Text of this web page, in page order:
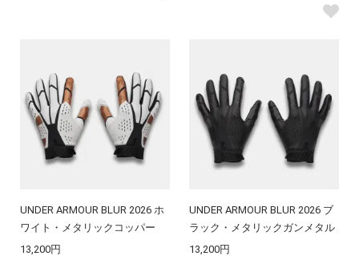
UNDER ARMOUR BLUR 2026 ホ
ワイト・メタリックコッパー
13,200円
UNDER ARMOUR BLUR 2026 ブ
ラック・メタリックガンメタル
13,200円